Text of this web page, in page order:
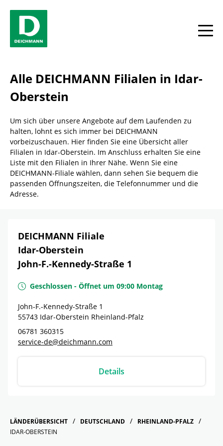
Alle
Alle DEICHMANN Filialen in Idar-
Oberstein
Um sich über unsere Angebote auf dem Laufenden zu
halten, lohnt es sich immer bei DEICHMANN
vorbeizuschauen. Hier finden Sie eine Übersicht aller
Filialen in Idar-Oberstein. Im Anschluss erhalten Sie eine
Liste mit den Filialen in Ihrer Nähe. Wenn Sie eine
DEICHMANN-Filiale wählen, dann sehen Sie bequem die
passenden Öffnungszeiten, die Telefonnummer und die
Adresse.
DEICHMANN Filiale
Idar-Oberstein
John-F.-Kennedy-Straße 1
Geschlossen - Öffnet um 09:00 Montag
John-F.-Kennedy-Straße 1
55743 Idar-Oberstein Rheinland-Pfalz
06781 360315
service-de@deichmann.com
Details
LÄNDERÜBERSICHT DEUTSCHLAND
RHEINLAND-PFALZ
IDAR-OBERSTEIN